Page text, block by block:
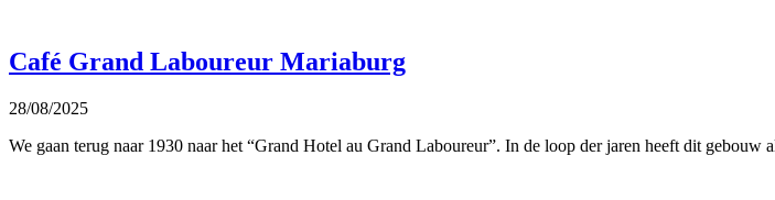
Café Grand Laboureur Mariaburg
28/08/2025
We gaan terug naar 1930 naar het “Grand Hotel au Grand Laboureur”. In de loop der jaren heeft dit gebouw